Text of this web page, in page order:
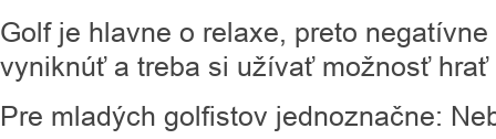
Golf je hlavne o relaxe, preto
vyniknúť a treba si užívať možnosť
Pre mladých golfistov jednoznačne: